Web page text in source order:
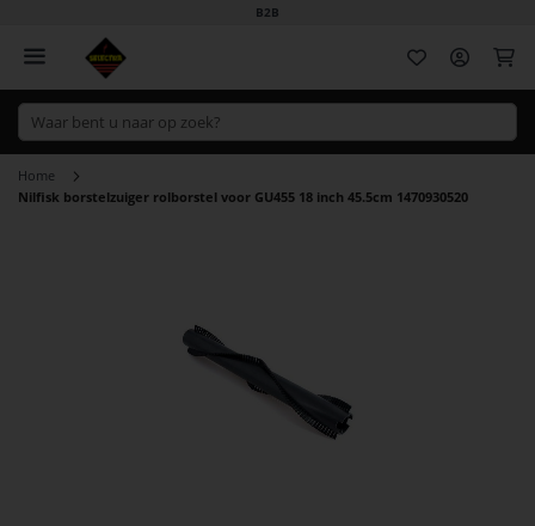
B2B
Home
Nilfisk borstelzuiger rolborstel voor GU455 18 inch 45.5cm 1470930520